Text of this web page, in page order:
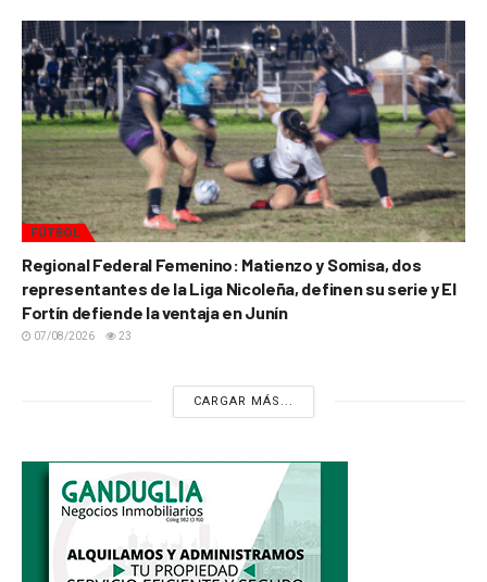
FÚTBOL
Regional Federal Femenino: Matienzo y Somisa, dos
representantes de la Liga Nicoleña, definen su serie y El
Fortín defiende la ventaja en Junín
07/08/2026 23
CARGAR MÁS...